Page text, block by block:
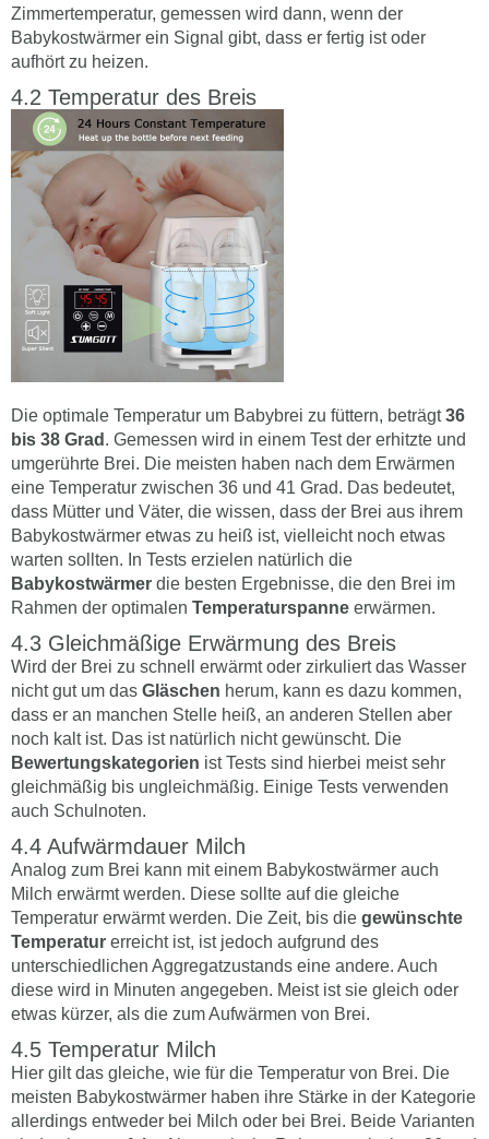
Zimmertemperatur, gemessen wird dann, wenn der
Babykostwärmer ein Signal gibt, dass er fertig ist oder
aufhört zu heizen.
Temperatur des Breis
Die optimale Temperatur um Babybrei zu füttern, beträgt36
bis 38 Grad . Gemessen wird in einem Test der erhitzte und
umgerührte Brei. Die meisten haben nach dem Erwärmen
eine Temperatur zwischen 36 und 41 Grad. Das bedeutet,
dass Mütter und Väter, die wissen, dass der Brei aus ihrem
Babykostwärmer etwas zu heiß ist, vielleicht noch etwas
warten sollten. In Tests erzielen natürlich die
Babykostwärmer die besten Ergebnisse, die den Brei im
Rahmen der optimalen Temperaturspanne erwärmen.
Gleichmäßige Erwärmung des Breis
Wird der Brei zu schnell erwärmt oder zirkuliert das Wasser
nicht gut um das Gläschen herum, kann es dazu kommen,
dass er an manchen Stelle heiß, an anderen Stellen aber
noch kalt ist. Das ist natürlich nicht gewünscht. Die
Bewertungskategorien ist Tests sind hierbei meist sehr
gleichmäßig bis ungleichmäßig. Einige Tests verwenden
auch Schulnoten.
Aufwärmdauer Milch
Analog zum Brei kann mit einem Babykostwärmer auch
Milch erwärmt werden. Diese sollte auf die gleiche
Temperatur erwärmt werden. Die Zeit, bis die gewünschte
Temperatur erreicht ist, ist jedoch aufgrund des
unterschiedlichen Aggregatzustands eine andere. Auch
diese wird in Minuten angegeben. Meist ist sie gleich oder
etwas kürzer, als die zum Aufwärmen von Brei.
Temperatur Milch
Hier gilt das gleiche, wie für die Temperatur von Brei. Die
meisten Babykostwärmer haben ihre Stärke in der Kategorie
allerdings entweder bei Milch oder bei Brei. Beide Varianten